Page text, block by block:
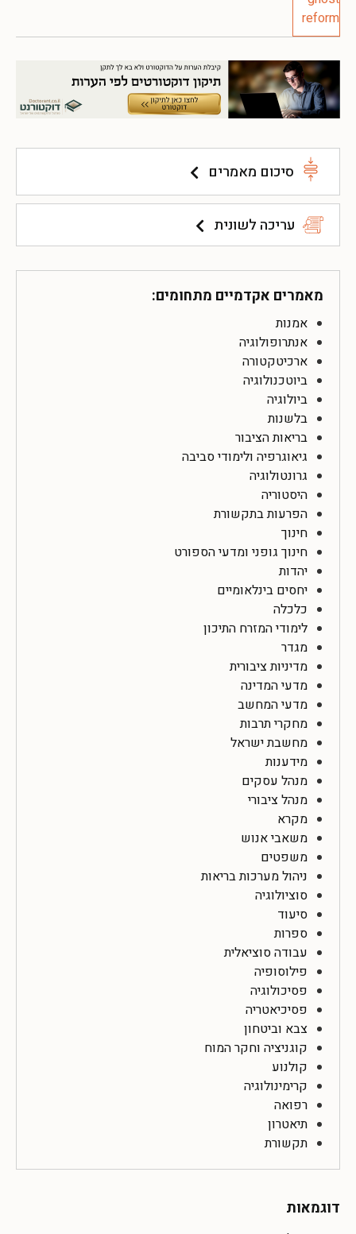
סיכום מאמרים
עריכה לשונית
מאמרים אקדמיים מתחומים:
אמנות
אנתרופולוגיה
ארכיטקטורה
ביוטכנולוגיה
ביולוגיה
בלשנות
בריאות הציבור
גיאוגרפיה ולימודי סביבה
גרונטולוגיה
היסטוריה
הפרעות בתקשורת
חינוך
חינוך גופני ומדעי הספורט
יהדות
יחסים בינלאומיים
כלכלה
לימודי המזרח התיכון
מגדר
מדיניות ציבורית
מדעי המדינה
מדעי המחשב
מחקרי תרבות
מחשבת ישראל
מידענות
מנהל עסקים
מנהל ציבורי
מקרא
משאבי אנוש
משפטים
ניהול מערכות בריאות
סוציולוגיה
סיעוד
ספרות
עבודה סוציאלית
פילוסופיה
פסיכולוגיה
פסיכיאטריה
צבא וביטחון
קוגניציה וחקר המוח
קולנוע
קרימינולוגיה
רפואה
תיאטרון
תקשורת
דוגמאות